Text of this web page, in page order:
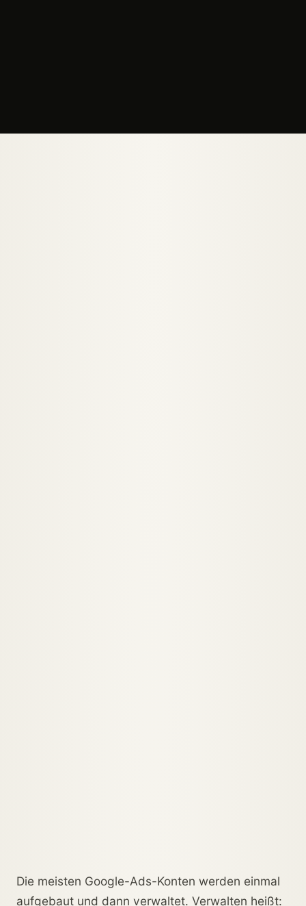
Die meisten Google-Ads-Konten werden einmal
aufgebaut und dann verwaltet. Verwalten heißt: